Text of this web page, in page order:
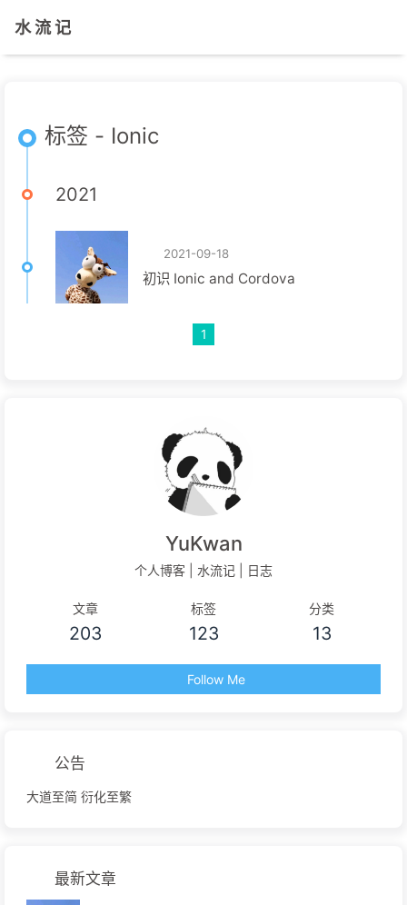
水 流 记
标签 - Ionic
2021
2021-09-18
初识 Ionic and Cordova
1
YuKwan
个人博客 | 水流记 | 日志
文章
203
标签
123
分类
13
Follow Me
公告
大道至简 衍化至繁
最新文章